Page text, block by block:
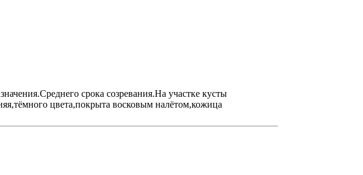
срока созревания.На участке кусты
цвета,покрыта восковым налётом,кожица